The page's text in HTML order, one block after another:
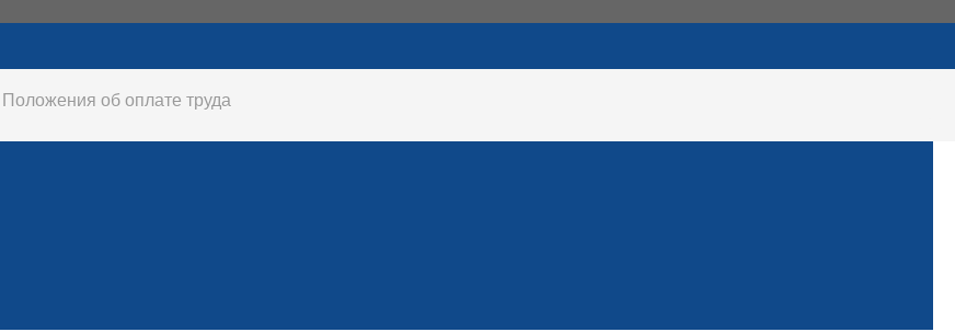
Положения об оплате труда